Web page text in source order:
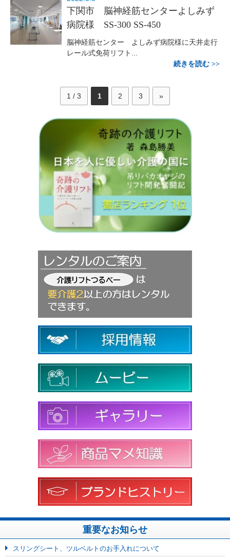
下関市 脳神経筋センターよしみず
病院様 SS-300 SS-450
脳神経筋センター よしみず病院様に天井走行
レール式免荷リフト...
続きを読む
1 / 3 1 2 3 »
重要なお知らせ
スリングシート、ツルベルトのお手入れについて